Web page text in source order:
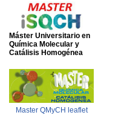
Máster Universitario en
Química Molecular y
Catálisis Homogénea
Master QMyCH leaflet